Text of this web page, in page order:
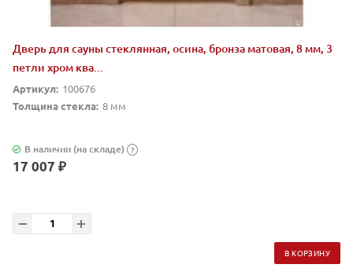
Дверь для сауны стеклянная, осина, бронза матовая, 8 мм, 3
петли хром ква...
Артикул: 100676
Толщина стекла: 8 мм
В наличии (на складе) ?
17 007 ₽
В КОРЗИНУ